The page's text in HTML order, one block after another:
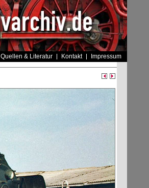
Quellen & Literatur Kontakt Impressum